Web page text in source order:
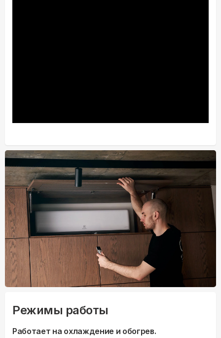
Режимы работы
Работает на охлаждение и обогрев.